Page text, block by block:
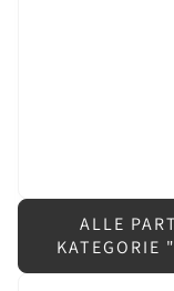
ALLE
KATEGORIE